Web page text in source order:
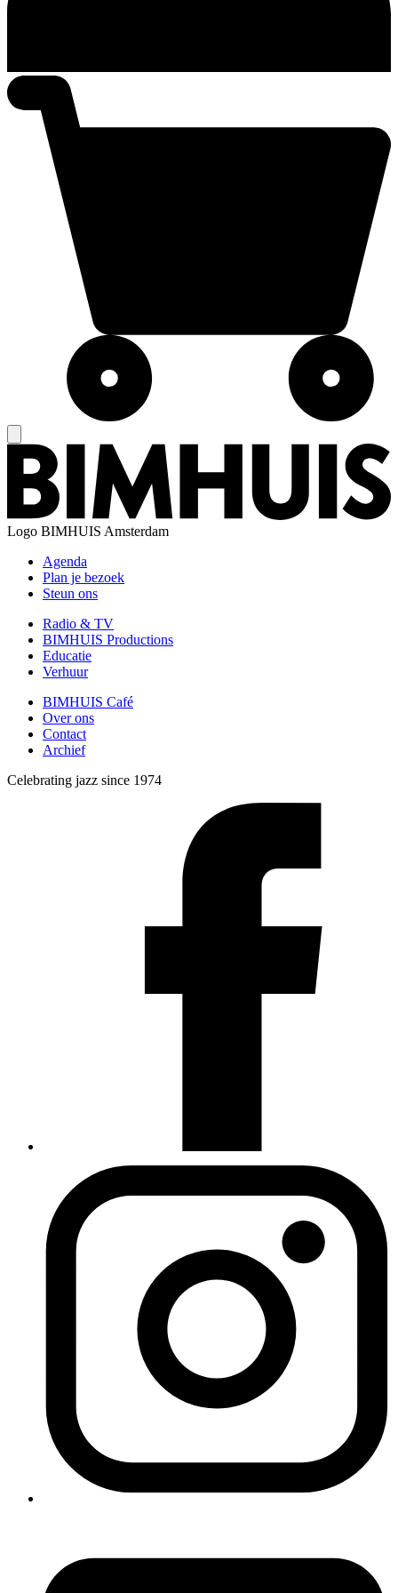
Logo BIMHUIS Amsterdam
Agenda
Plan je bezoek
Steun ons
Radio & TV
BIMHUIS Productions
Educatie
Verhuur
BIMHUIS Café
Over ons
Contact
Archief
Celebrating jazz since 1974